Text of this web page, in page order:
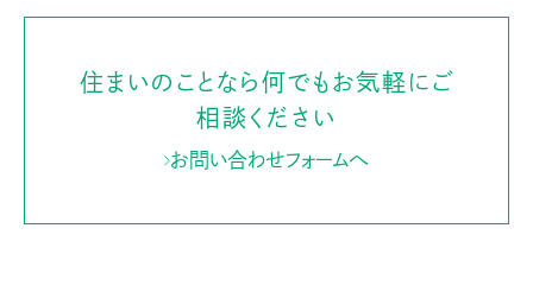
住まいのことなら何でもお気軽にご
相談ください
お問い合わせフォームへ